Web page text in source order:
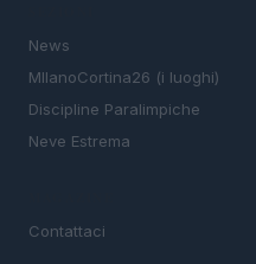
News
MIlanoCortina26 (i luoghi)
Discipline Paralimpiche
Neve Estrema
Contattaci